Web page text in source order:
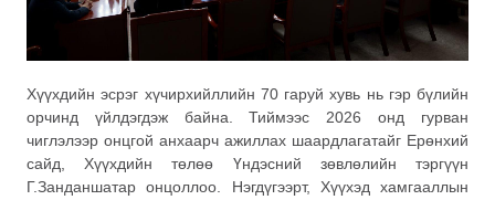
Хүүхдийн эсрэг хүчирхийллийн 70 гаруй хувь нь гэр бүлийн
орчинд үйлдэгдэж байна. Тиймээс 2026 онд гурван
чиглэлээр онцгой анхаарч ажиллах шаардлагатайг Ерөнхий
сайд, Хүүхдийн төлөө Үндэсний зөвлөлийн тэргүүн
Г.Занданшатар онцоллоо. Нэгдүгээрт, Хүүхэд хамгааллын